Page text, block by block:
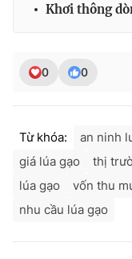
Khơi thông
0 0
Từ khóa: an ninh
giá lúa gạo
thị
lúa gạo
vốn thu
nhu cầu lúa gạo